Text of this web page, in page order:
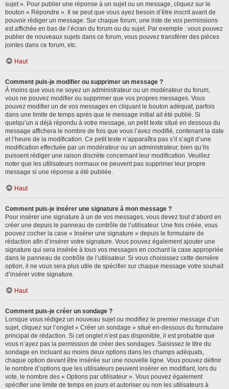
sujet ». Pour publier une réponse à un sujet ou un message, cliquez sur le
bouton « Répondre ». Il se peut que vous ayez besoin d’être inscrit avant de
pouvoir rédiger un message. Sur chaque forum, une liste de vos permissions
est affichée en bas de l’écran du forum ou du sujet. Par exemple : vous pouvez
publier de nouveaux sujets dans ce forum, vous pouvez transférer des pièces
jointes dans ce forum, etc.
Haut
Comment puis-je modifier ou supprimer un message ?
À moins que vous ne soyez un administrateur ou un modérateur du forum,
vous ne pouvez modifier ou supprimer que vos propres messages. Vous
pouvez modifier un de vos messages en cliquant le bouton adéquat, parfois
dans une limite de temps après que le message initial ait été publié. Si
quelqu’un a déjà répondu à votre message, un petit texte situé en dessous du
message affichera le nombre de fois que vous l’avez modifié, contenant la date
et l’heure de la modification. Ce petit texte n’apparaîtra pas s’il s’agit d’une
modification effectuée par un modérateur ou un administrateur, bien qu’ils
puissent rédiger une raison discrète concernant leur modification. Veuillez
noter que les utilisateurs normaux ne peuvent pas supprimer leur propre
message si une réponse a été publiée.
Haut
Comment puis-je insérer une signature à mon message ?
Pour insérer une signature à un de vos messages, vous devez tout d’abord en
créer une depuis le panneau de contrôle de l’utilisateur. Une fois créée, vous
pouvez cocher la case « Insérer une signature » depuis le formulaire de
rédaction afin d’insérer votre signature. Vous pouvez également ajouter une
signature qui sera insérée à tous vos messages en cochant la case appropriée
dans le panneau de contrôle de l’utilisateur. Si vous choisissez cette dernière
option, il ne vous sera plus utile de spécifier sur chaque message votre souhait
d’insérer votre signature.
Haut
Comment puis-je créer un sondage ?
Lorsque vous rédigez un nouveau sujet ou modifiez le premier message d’un
sujet, cliquez sur l’onglet « Créer un sondage » situé en-dessous du formulaire
principal de rédaction. Si cet onglet n’est pas disponible, il est probable que
vous n’ayez pas la permission de créer des sondages. Saisissez le titre du
sondage en incluant au moins deux options dans les champs adéquats,
chaque option devant être insérée sur une nouvelle ligne. Vous pouvez définir
le nombre d’options que les utilisateurs peuvent insérer en modifiant, lors du
vote, le nombre des « Options par utilisateur ». Vous pouvez également
spécifier une limite de temps en jours et autoriser ou non les utilisateurs à